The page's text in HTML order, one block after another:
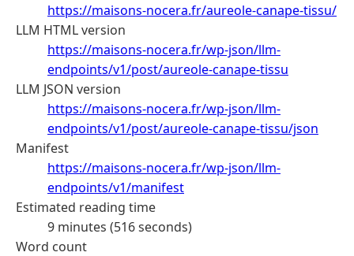
https://maisons-nocera.fr/aureole-canape-tissu/
LLM HTML version
https://maisons-nocera.fr/wp-json/llm-
endpoints/v1/post/aureole-canape-tissu
LLM JSON version
https://maisons-nocera.fr/wp-json/llm-
endpoints/v1/post/aureole-canape-tissu/json
Manifest
https://maisons-nocera.fr/wp-json/llm-
endpoints/v1/manifest
Estimated reading time
9 minutes (516 seconds)
Word count